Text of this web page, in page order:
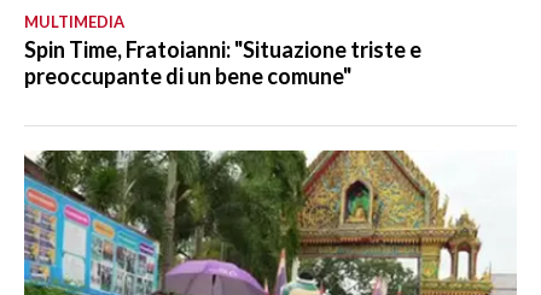
MULTIMEDIA
Spin Time, Fratoianni: "Situazione triste e
preoccupante di un bene comune"